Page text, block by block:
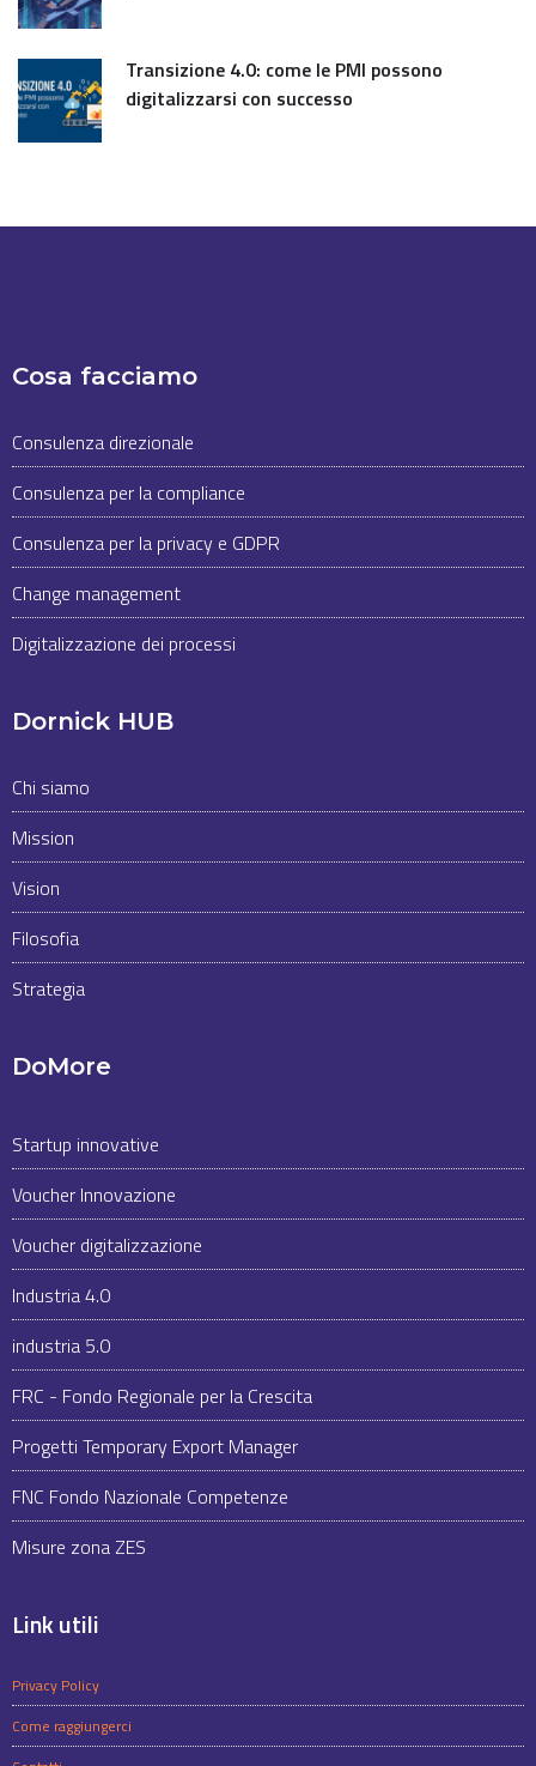
Transizione 4.0: come le PMI possono
digitalizzarsi con successo
Cosa facciamo
Consulenza direzionale
Consulenza per la compliance
Consulenza per la privacy e GDPR
Change management
Digitalizzazione dei processi
Dornick HUB
Chi siamo
Mission
Vision
Filosofia
Strategia
DoMore
Startup innovative
Voucher Innovazione
Voucher digitalizzazione
Industria 4.0
industria 5.0
FRC - Fondo Regionale per la Crescita
Progetti Temporary Export Manager
FNC Fondo Nazionale Competenze
Misure zona ZES
Link utili
Privacy Policy
Come raggiungerci